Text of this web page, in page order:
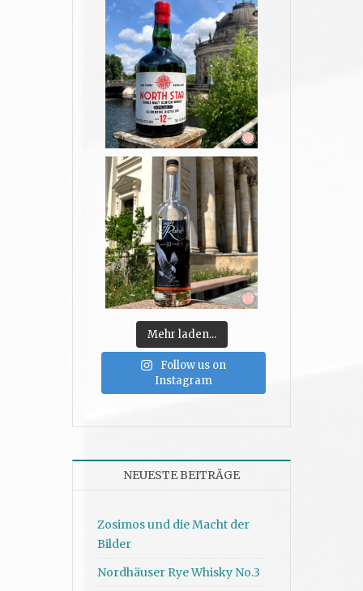
Mehr laden...
Follow us on
Instagram
NEUESTE BEITRÄGE
Zosimos und die Macht der
Bilder
Nordhäuser Rye Whisky No.3